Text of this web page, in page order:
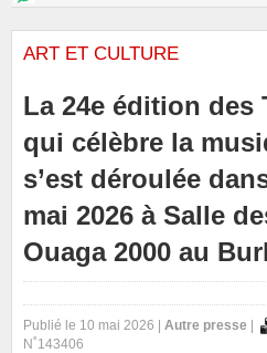
ART ET CULTURE
La 24e édition des
qui célèbre la
s’est déroulée
mai 2026 à Salle
Ouaga 2000 au
Publié le 10 mai 2026 | Autre presse
N˚143406